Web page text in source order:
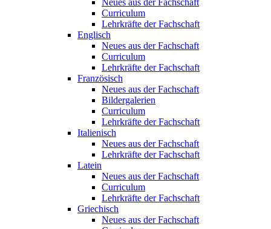
Neues aus der Fachschaft
Curriculum
Lehrkräfte der Fachschaft
Englisch
Neues aus der Fachschaft
Curriculum
Lehrkräfte der Fachschaft
Französisch
Neues aus der Fachschaft
Bildergalerien
Curriculum
Lehrkräfte der Fachschaft
Italienisch
Neues aus der Fachschaft
Lehrkräfte der Fachschaft
Latein
Neues aus der Fachschaft
Curriculum
Lehrkräfte der Fachschaft
Griechisch
Neues aus der Fachschaft